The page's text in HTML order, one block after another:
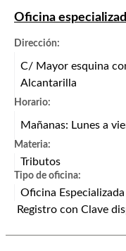
Oficina
Dirección:
C/ Mayor esquina
Alcantarilla
Horario:
Mañanas: Lunes a
Materia:
Tributos
Tipo de oficina:
Oficina
Registro con Clave